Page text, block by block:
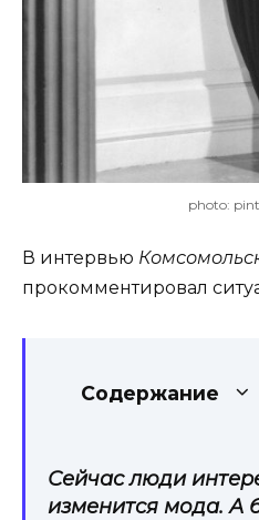
photo:
В интервью
прокомментировал
Содержание
Сейчас люди
изменится мода. А